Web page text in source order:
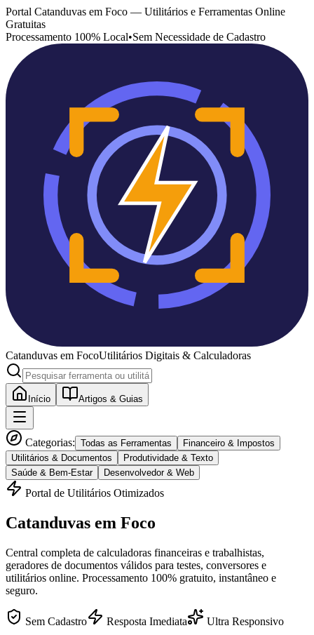
Portal Catanduvas em Foco — Utilitários e Ferramentas Online
Gratuitas
Processamento 100% Local•Sem Necessidade de Cadastro
Catanduvas em FocoUtilitários Digitais & Calculadoras
Início Artigos & Guias
Categorias: Todas as Ferramentas
Financeiro & Impostos
Utilitários & Documentos
Produtividade & Texto
Saúde & Bem-Estar
Desenvolvedor & Web
Portal de Utilitários Otimizados
Catanduvas em Foco
Central completa de calculadoras financeiras e trabalhistas,
geradores de documentos válidos para testes, conversores e
utilitários online. Processamento 100% gratuito, instantâneo e
seguro.
Sem Cadastro Resposta Imediata Ultra Responsivo